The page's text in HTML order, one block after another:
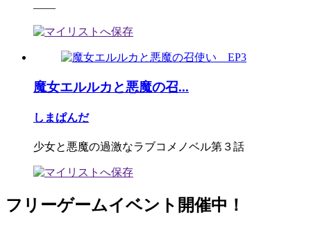
――
魔女エルルカと悪魔の召...
しまぱんだ
少女と悪魔の過激なラブコメノベル第３話
フリーゲームイベント開催中！